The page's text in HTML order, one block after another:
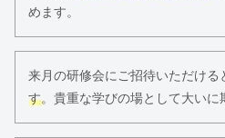
めます。
来月の研修会にご招待いただける
す。貴重な学びの場として大いに